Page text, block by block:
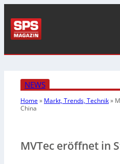
NEWS
Home» Markt, Trends, Technik»
China
MVTec eröffnet in